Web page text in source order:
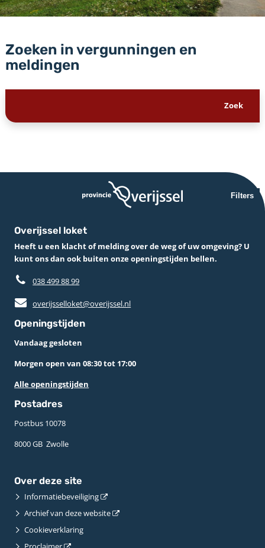
Zoeken in vergunningen en
meldingen
Filters
Overijssel loket
Heeft u een klacht of melding over de weg of uw omgeving? U
kunt ons dan ook buiten onze openingstijden bellen.
038 499 88 99
overijsselloket@overijssel.nl
Openingstijden
Vandaag gesloten
Morgen open van 08:30 tot 17:00
Alle openingstijden
Postadres
Postbus 10078 ­
8000 GB ­ Zwolle
Over deze site
Informatiebeveiliging
Archief van deze website
Cookieverklaring